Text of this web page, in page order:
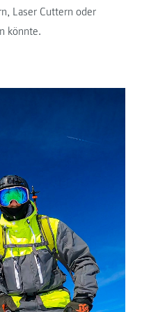
Laser Cuttern oder
könnte.